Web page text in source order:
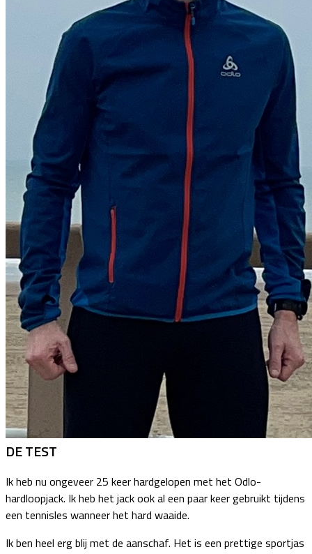
DE TEST
Ik heb nu ongeveer 25 keer hardgelopen met het Odlo-
hardloopjack. Ik heb het jack ook al een paar keer gebruikt tijdens
een tennisles wanneer het hard waaide.
Ik ben heel erg blij met de aanschaf. Het is een prettige sportjas